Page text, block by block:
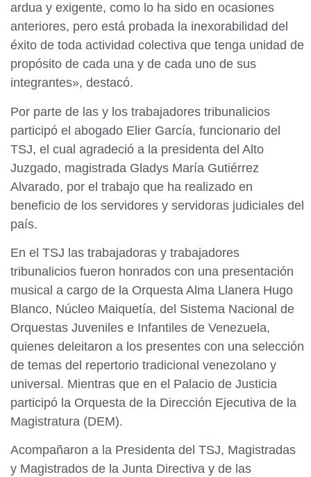
ardua y exigente, como lo ha sido en ocasiones
anteriores, pero está probada la inexorabilidad del
éxito de toda actividad colectiva que tenga unidad de
propósito de cada una y de cada uno de sus
integrantes», destacó.
Por parte de las y los trabajadores tribunalicios
participó el abogado Elier García, funcionario del
TSJ, el cual agradeció a la presidenta del Alto
Juzgado, magistrada Gladys María Gutiérrez
Alvarado, por el trabajo que ha realizado en
beneficio de los servidores y servidoras judiciales del
país.
En el TSJ las trabajadoras y trabajadores
tribunalicios fueron honrados con una presentación
musical a cargo de la Orquesta Alma Llanera Hugo
Blanco, Núcleo Maiquetía, del Sistema Nacional de
Orquestas Juveniles e Infantiles de Venezuela,
quienes deleitaron a los presentes con una selección
de temas del repertorio tradicional venezolano y
universal. Mientras que en el Palacio de Justicia
participó la Orquesta de la Dirección Ejecutiva de la
Magistratura (DEM).
Acompañaron a la Presidenta del TSJ, Magistradas
y Magistrados de la Junta Directiva y de las